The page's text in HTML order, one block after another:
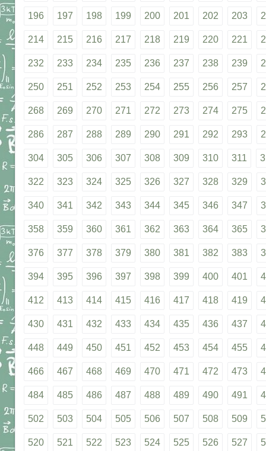
196 197 198 199 200 201 202 203
214 215 216 217 218 219 220 221
232 233 234 235 236 237 238 239
250 251 252 253 254 255 256 257
268 269 270 271 272 273 274 275
286 287 288 289 290 291 292 293
304 305 306 307 308 309 310 311
322 323 324 325 326 327 328 329
340 341 342 343 344 345 346 347
358 359 360 361 362 363 364 365
376 377 378 379 380 381 382 383
394 395 396 397 398 399 400 401
412 413 414 415 416 417 418 419
430 431 432 433 434 435 436 437
448 449 450 451 452 453 454 455
466 467 468 469 470 471 472 473
484 485 486 487 488 489 490 491
502 503 504 505 506 507 508 509
520 521 522 523 524 525 526 527